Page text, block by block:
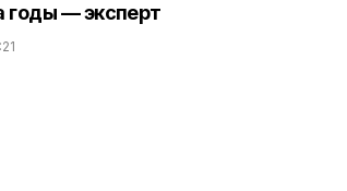
годы — эксперт